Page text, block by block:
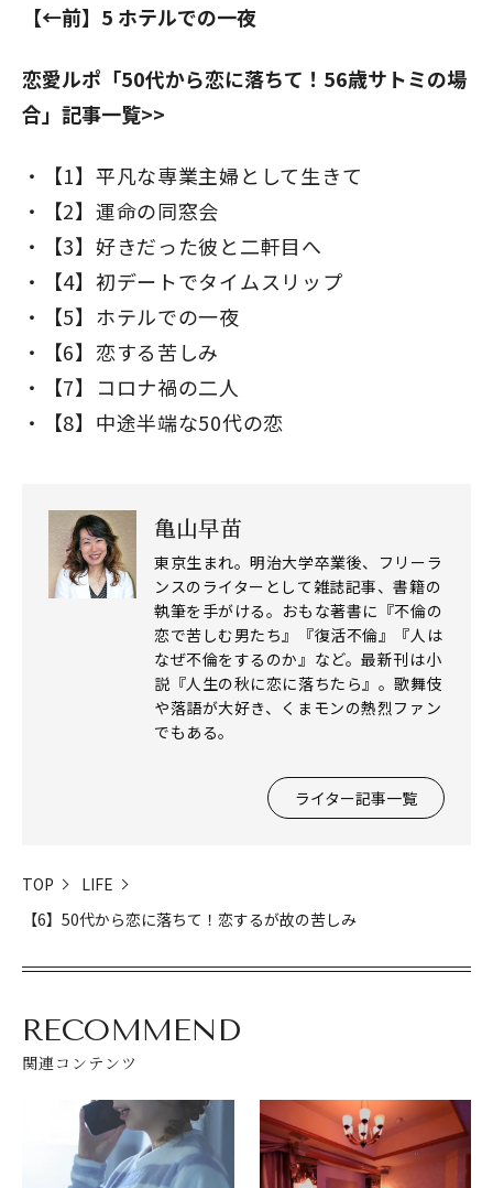
【←前】5 ホテルでの一夜
恋愛ルポ「50代から恋に落ちて！56歳サトミの場
合」記事一覧>>
【1】平凡な専業主婦として生きて
【2】運命の同窓会
【3】好きだった彼と二軒目へ
【4】初デートでタイムスリップ
【5】ホテルでの一夜
【6】恋する苦しみ
【7】コロナ禍の二人
【8】中途半端な50代の恋
亀山早苗
東京生まれ。明治大学卒業後、フリーラ
ンスのライターとして雑誌記事、書籍の
執筆を手がける。おもな著書に『不倫の
恋で苦しむ男たち』『復活不倫』『人は
なぜ不倫をするのか』など。最新刊は小
説『人生の秋に恋に落ちたら』。歌舞伎
や落語が大好き、くまモンの熱烈ファン
でもある。
ライター記事一覧
TOP
LIFE
【6】50代から恋に落ちて！恋するが故の苦しみ
RECOMMEND
関連コンテンツ
閉じる